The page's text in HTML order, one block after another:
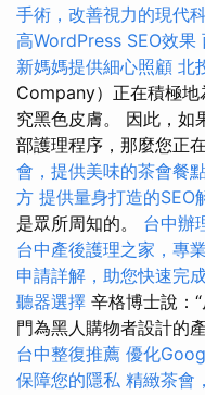
手術，改善視力的現代
高WordPress SEO效果
新媽媽提供細心照顧 北
Company）正在積極
究黑色皮膚。 因此，如
部護理程序，那麼您正
會，提供美味的茶會餐
方 提供量身打造的SEO
是眾所周知的。 台中辦
台中產後護理之家，專
申請詳解，助您快速完
聽器選擇 辛格博士說：
門為黑人購物者設計的
台中整復推薦 優化
保障您的隱私 精緻茶會